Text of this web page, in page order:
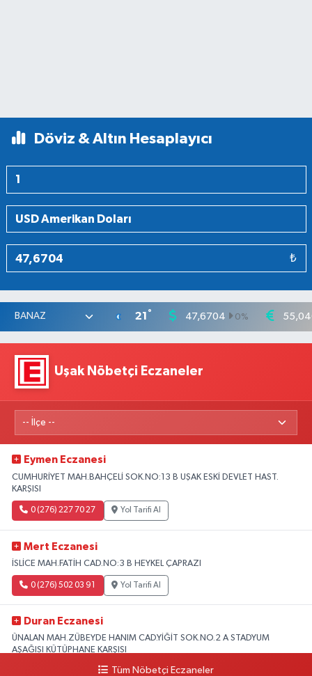
Döviz & Altın Hesaplayıcı
₺
21 ° 47,6704 0%
Uşak Nöbetçi Eczaneler
Eymen Eczanesi
CUMHURİYET MAH.BAHÇELİ SOK.NO:13 B UŞAK ESKİ DEVLET HAST.
KARŞISI
0 (276) 227 70 27 Yol Tarifi Al
Mert Eczanesi
İSLİCE MAH.FATİH CAD.NO:3 B HEYKEL ÇAPRAZI
0 (276) 502 03 91 Yol Tarifi Al
Duran Eczanesi
ÜNALAN MAH.ZÜBEYDE HANIM CAD.YİĞİT SOK.NO.2 A STADYUM
AŞAĞISI KÜTÜPHANE KARŞISI
Yol Tarifi Al
Tüm Nöbetçi Eczaneler